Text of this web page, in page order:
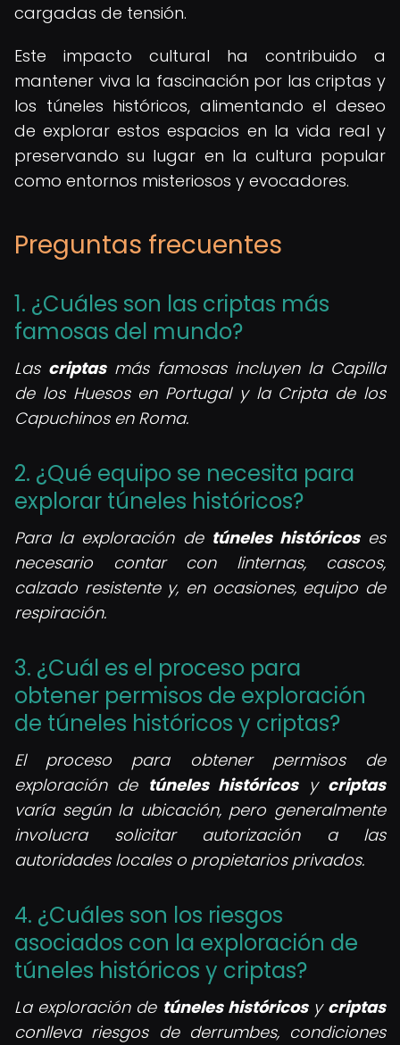
cargadas de tensión.
Este impacto cultural ha contribuido a
mantener viva la fascinación por las criptas y
los túneles históricos, alimentando el deseo
de explorar estos espacios en la vida real y
preservando su lugar en la cultura popular
como entornos misteriosos y evocadores.
Preguntas frecuentes
1. ¿Cuáles son las criptas más
famosas del mundo?
Las criptasmás famosas incluyen la Capilla
de los Huesos en Portugal y la Cripta de los
Capuchinos en Roma.
2. ¿Qué equipo se necesita para
explorar túneles históricos?
Para la exploración de túneles históricoses
necesario contar con linternas, cascos,
calzado resistente y, en ocasiones, equipo de
respiración.
3. ¿Cuál es el proceso para
obtener permisos de exploración
de túneles históricos y criptas?
El proceso para obtener permisos de
exploración de túneles históricosy criptas
varía según la ubicación, pero generalmente
involucra solicitar autorización a las
autoridades locales o propietarios privados.
4. ¿Cuáles son los riesgos
asociados con la exploración de
túneles históricos y criptas?
La exploración de túneles históricosy criptas
conlleva riesgos de derrumbes, condiciones